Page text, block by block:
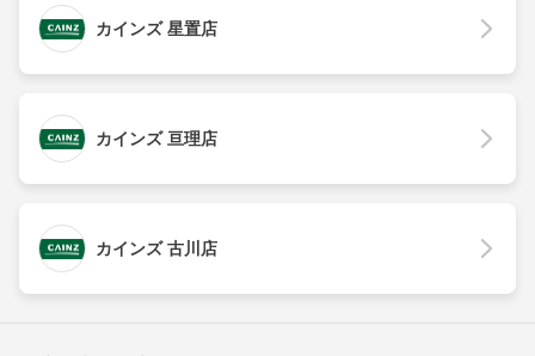
カインズ 星置店
カインズ 亘理店
カインズ 古川店